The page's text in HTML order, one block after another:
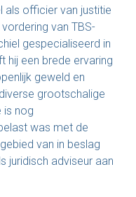
als officier van justitie
van TBS-
gespecialiseerd in
hij een brede ervaring
geweld en
grootschalige
is nog
was met de
van in beslag
juridisch adviseur aan